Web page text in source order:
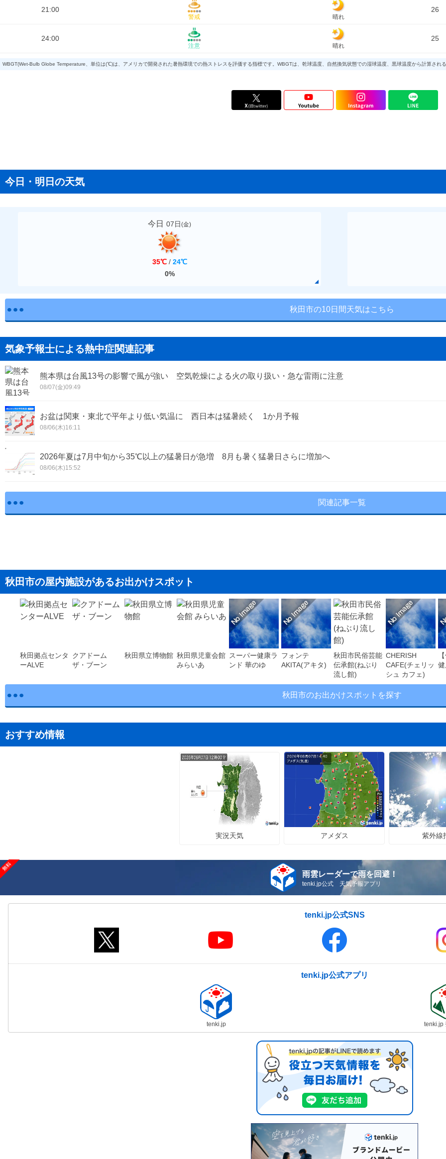
21:00
警戒 晴れ
26
24:00
注意 晴れ
25
WBGT(Wet-Bulb Globe Temperature、単位は(℃)は、アメリカで開発された暑熱環境での熱ストレスを評価する指標です。WBGTは、乾球温度、自然換気状態での湿球温度、黒球温度から計算され
今日・明日の天気
今日 07日(金)
35℃ / 24℃
0%
秋田市の10日間天気はこちら
気象予報士による熱中症関連記事
熊本県は台風13号の影響で風が強い 空気乾燥による火の取り扱い・急な雷雨に注意
08/07(金)09:49
お盆は関東・東北で平年より低い気温に 西日本は猛暑続く 1か月予報
08/06(木)16:11
2026年夏は7月中旬から35℃以上の猛暑日が急増 8月も暑く猛暑日さらに増加へ
08/06(木)15:52
関連記事一覧
秋田市の屋内施設があるお出かけスポット
秋田拠点センタ
ーALVE
クアドーム
ザ・ブーン
秋田県立博物館 秋田県児童会館
みらいあ
スーパー健康ラ
ンド 華のゆ
フォンテ
AKITA(アキタ)
秋田市民俗芸能
伝承館(ねぶり
流し館)
CHERISH
CAFE(チェリッ
シュ カフェ)
秋田市のお出かけスポットを探す
おすすめ情報
実況天気 アメダス 紫外線
雨雲レーダーで雨を回避！
tenki.jp公式 天気予報アプリ
tenki.jp公式SNS
tenki.jp公式アプリ
tenki.jp tenki.jp